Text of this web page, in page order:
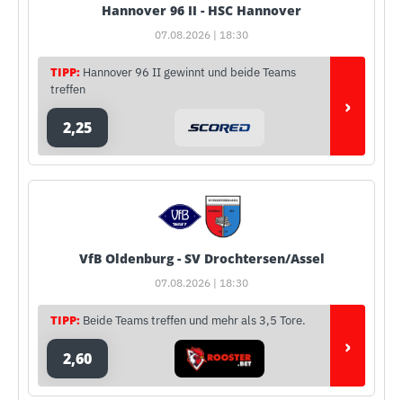
Hannover 96 II - HSC Hannover
07.08.2026 | 18:30
TIPP: Hannover 96 II gewinnt und beide Teams
treffen
2,25
›
VfB Oldenburg - SV Drochtersen/Assel
07.08.2026 | 18:30
TIPP: Beide Teams treffen und mehr als 3,5 Tore.
2,60 ›